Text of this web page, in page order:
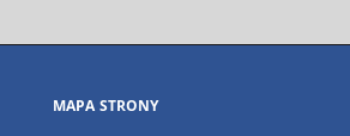
się
karcie
MAPA STRONY